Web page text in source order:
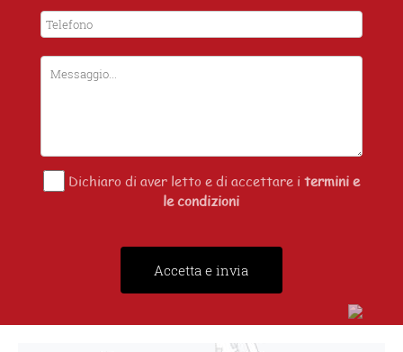
Dichiaro di aver letto e di accettare i termini e
le condizioni
Accetta e invia